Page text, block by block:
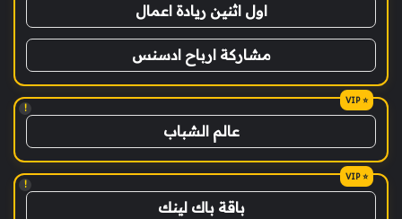
اول اثنين ريادة اعمال
مشاركة ارباح ادسنس
!
عالم الشباب
!
باقة باك لينك